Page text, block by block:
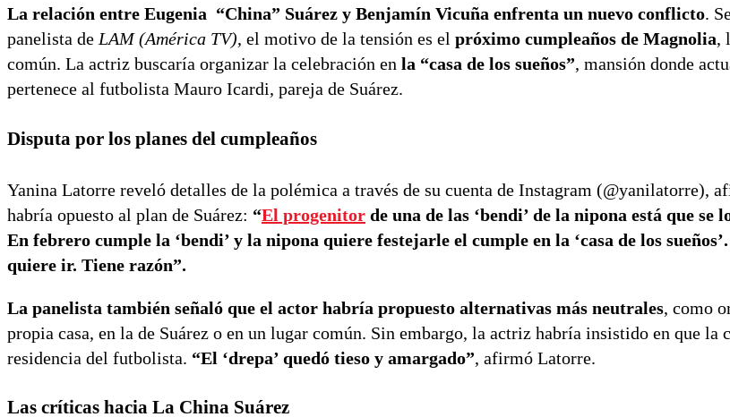
La relación entre Eugenia “China” Suárez y Benjamín Vicuña enfrenta un nuevo conflicto.
panelista de LAM (América TV), el motivo de la tensión es el próximo cumpleaños de Magnolia,
común. La actriz buscaría organizar la celebración en la “casa de los sueños”, mansión donde
pertenece al futbolista Mauro Icardi, pareja de Suárez.
Disputa por los planes del cumpleaños
Yanina Latorre reveló detalles de la polémica a través de su cuenta de Instagram (@yanilatorre),
habría opuesto al plan de Suárez: “El progenitor de una de las ‘bendi’ de la nipona está que se
En febrero cumple la ‘bendi’ y la nipona quiere festejarle el cumple en la ‘casa de los
quiere ir. Tiene razón”.
La panelista también señaló que el actor habría propuesto alternativas más neutrales, como
propia casa, en la de Suárez o en un lugar común. Sin embargo, la actriz habría insistido en que la
residencia del futbolista. “El ‘drepa’ quedó tieso y amargado”, afirmó Latorre.
Las críticas hacia La China Suárez